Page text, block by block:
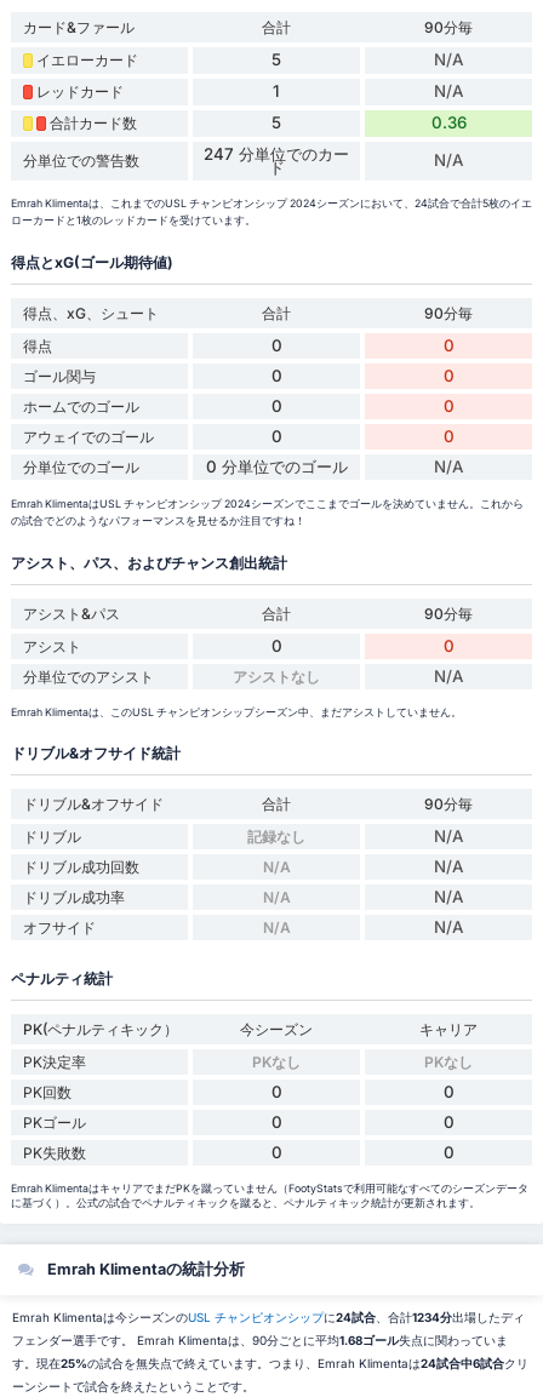
カード&ファール 合計
90分毎
イエローカード
5 N/A
レッドカード 1 N/A
合計カード数 5 0.36
分単位での警告数 247 分単位でのカー
ド N/A
Emrah Klimentaは、これまでのUSL チャンピオンシップ 2024シーズンにおいて、24試合で合計5枚のイエ
ローカードと1枚のレッドカードを受けています。
得点とxG(ゴール期待値)
得点、xG、シュート 合計
90分毎
得点
0 0
ゴール関与 0 0
ホームでのゴール 0 0
アウェイでのゴール 0 0
分単位でのゴール 0 分単位でのゴール N/A
Emrah KlimentaはUSL チャンピオンシップ 2024シーズンでここまでゴールを決めていません。これから
の試合でどのようなパフォーマンスを見せるか注目ですね！
アシスト、パス、およびチャンス創出統計
アシスト&パス 合計
90分毎
アシスト
0 0
分単位でのアシスト アシストなし N/A
Emrah Klimentaは、このUSL チャンピオンシップシーズン中、まだアシストしていません。
ドリブル&オフサイド統計
ドリブル&オフサイド 合計
90分毎
ドリブル
記録なし N/A
ドリブル成功回数 N/A N/A
ドリブル成功率 N/A N/A
オフサイド N/A N/A
ペナルティ統計
PK(ペナルティキック） 今シーズン
キャリア
PK決定率
PKなし
PKなし
PK回数
0 0
PKゴール 0 0
PK失敗数 0 0
Emrah KlimentaはキャリアでまだPKを蹴っていません（FootyStatsで利用可能なすべてのシーズンデータ
に基づく）。公式の試合でペナルティキックを蹴ると、ペナルティキック統計が更新されます。
Emrah Klimentaの統計分析
Emrah Klimentaは今シーズンのUSL チャンピオンシップに24試合、合計1234分出場したディ
フェンダー選手です。 Emrah Klimentaは、90分ごとに平均1.68ゴール失点に関わっていま
す。現在25%の試合を無失点で終えています。つまり、Emrah Klimentaは24試合中6試合クリ
ーンシートで試合を終えたということです。